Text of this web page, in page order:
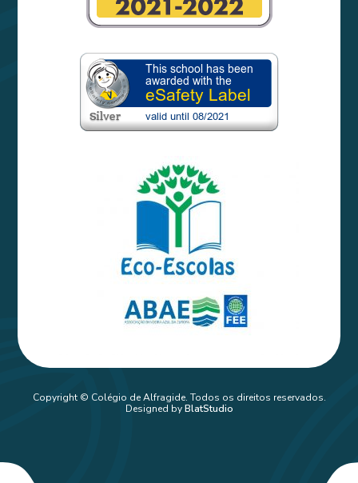
Copyright © Colégio de Alfragide. Todos os direitos reservados.
Designed byBlatStudio